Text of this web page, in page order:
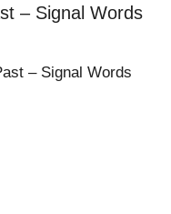
– Signal Words
– Signal Words